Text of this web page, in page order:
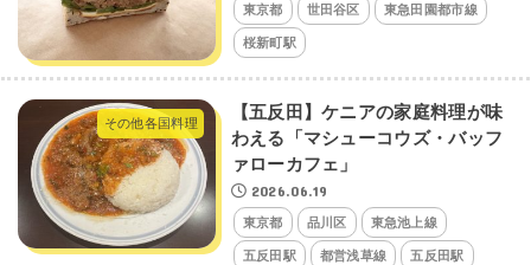
東京都 世田谷区 東急田園都市線
桜新町駅
その他各国料理
【五反田】ケニアの家庭料理が味
わえる「マシューコウズ・バッフ
ァローカフェ」
2026.06.19
東京都 品川区 東急池上線
五反田駅 都営浅草線 五反田駅